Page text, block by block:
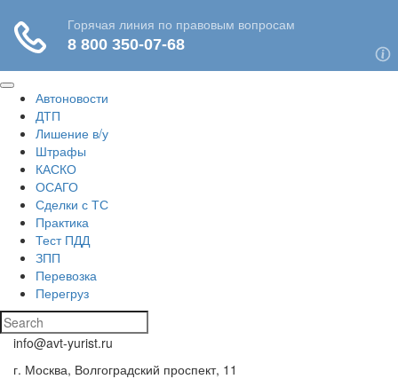
Автоновости
ДТП
Лишение в/у
Штрафы
КАСКО
ОСАГО
Сделки с ТС
Практика
Тест ПДД
ЗПП
Перевозка
Перегруз
info@avt-yurist.ru
г. Москва, Волгоградский проспект, 11